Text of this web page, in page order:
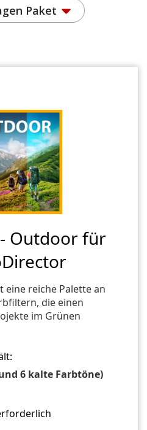
Paket
Outdoor für
eine reiche Palette an
die einen
im Grünen
6 kalte Farbtöne)